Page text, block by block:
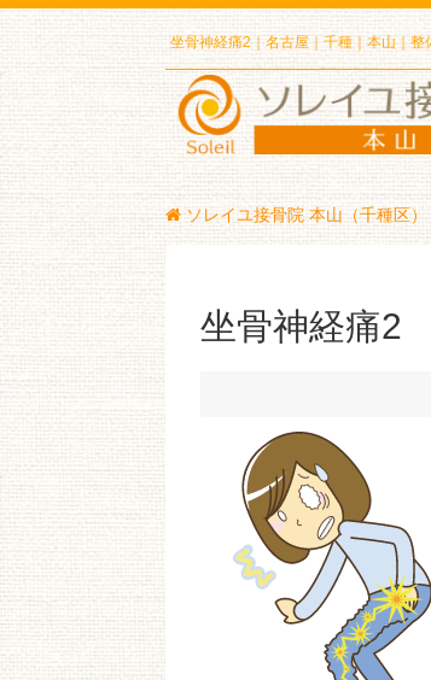
坐骨神経痛2｜名古屋｜千種｜本山｜整
ソレイユ接骨院 本山（千種区）
坐骨神経痛2